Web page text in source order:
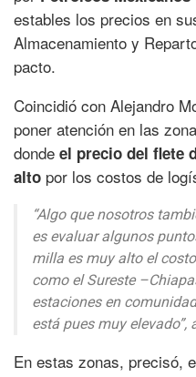
estables los precios en
Almacenamiento y
pacto.
Coincidió con Alejandro
poner atención en las
donde el precio del flete
alto por los costos de
“Algo que nosotros
es evaluar algunos
milla es muy alto el
como el Sureste
estaciones en
está pues muy elevado”,
En estas zonas, precisó,